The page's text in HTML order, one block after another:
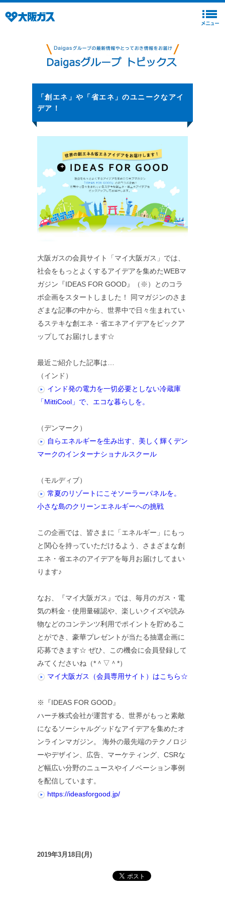
「創エネ」や「省エネ」のユニークなアイ
デア！
大阪ガスの会員サイト「マイ大阪ガス」では、
社会をもっとよくするアイデアを集めたWEBマ
ガジン『IDEAS FOR GOOD』（※）とのコラ
ボ企画をスタートしました！ 同マガジンのさま
ざまな記事の中から、世界中で日々生まれてい
るステキな創エネ・省エネアイデアをピックア
ップしてお届けします☆
最近ご紹介した記事は…
（インド）
インド発の電力を一切必要としない冷蔵庫
「MittiCool」で、エコな暮らしを。
（デンマーク）
自らエネルギーを生み出す、美しく輝くデン
マークのインターナショナルスクール
（モルディブ）
常夏のリゾートにこそソーラーパネルを。
小さな島のクリーンエネルギーへの挑戦
この企画では、皆さまに「エネルギー」にもっ
と関心を持っていただけるよう、さまざまな創
エネ・省エネのアイデアを毎月お届けしてまい
ります♪
なお、『マイ大阪ガス』では、毎月のガス・電
気の料金・使用量確認や、楽しいクイズや読み
物などのコンテンツ利用でポイントを貯めるこ
とができ、豪華プレゼントが当たる抽選企画に
応募できます☆ ぜひ、この機会に会員登録して
みてくださいね（*＾▽＾*）
マイ大阪ガス（会員専用サイト）はこちら☆
※『IDEAS FOR GOOD』
ハーチ株式会社が運営する、世界がもっと素敵
になるソーシャルグッドなアイデアを集めたオ
ンラインマガジン。 海外の最先端のテクノロジ
ーやデザイン、広告、マーケティング、CSRな
ど幅広い分野のニュースやイノベーション事例
を配信しています。
https://ideasforgood.jp/
2019年3月18日(月)